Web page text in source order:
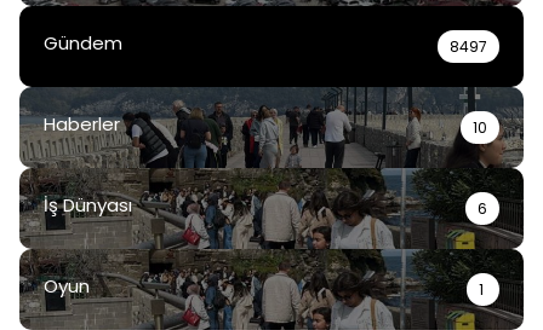
Gündem 8497
Haberler 10
İş Dünyası 6
Oyun 1